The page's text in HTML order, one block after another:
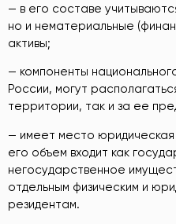
— в его составе
но и нематериальные
активы;
— компоненты
России, могут
территории, так и за ее
— имеет место
его объем входит как
негосударственное
отдельным физическим и
резидентам.